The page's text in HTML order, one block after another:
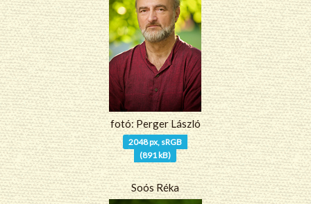
fotó: Perger László
2048 px, sRGB
(891 kB)
Soós Réka